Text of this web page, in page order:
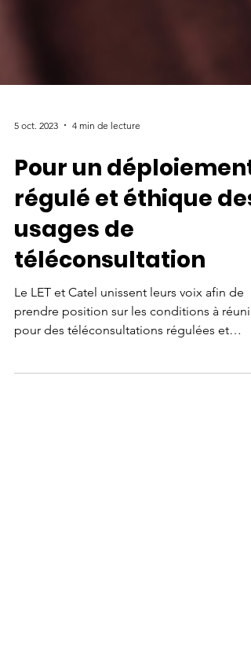
5 oct. 2023 4 min de lecture
Pour un déploiement
régulé et éthique des
usages de
téléconsultation
Le LET et Catel unissent leurs voix afin de